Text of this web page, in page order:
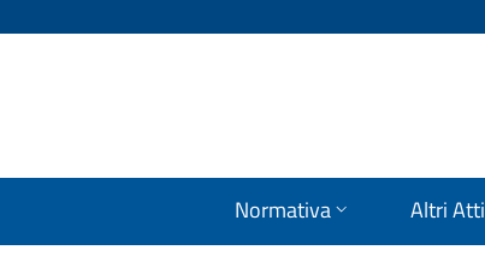
Normativa Altri Atti